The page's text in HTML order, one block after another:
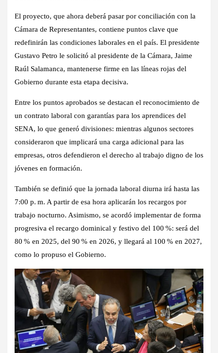
El proyecto, que ahora deberá pasar por conciliación con la
Cámara de Representantes, contiene puntos clave que
redefinirán las condiciones laborales en el país. El presidente
Gustavo Petro le solicitó al presidente de la Cámara, Jaime
Raúl Salamanca, mantenerse firme en las líneas rojas del
Gobierno durante esta etapa decisiva.
Entre los puntos aprobados se destacan el reconocimiento de
un contrato laboral con garantías para los aprendices del
SENA, lo que generó divisiones: mientras algunos sectores
consideraron que implicará una carga adicional para las
empresas, otros defendieron el derecho al trabajo digno de los
jóvenes en formación.
También se definió que la jornada laboral diurna irá hasta las
7:00 p. m. A partir de esa hora aplicarán los recargos por
trabajo nocturno. Asimismo, se acordó implementar de forma
progresiva el recargo dominical y festivo del 100 %: será del
80 % en 2025, del 90 % en 2026, y llegará al 100 % en 2027,
como lo propuso el Gobierno.